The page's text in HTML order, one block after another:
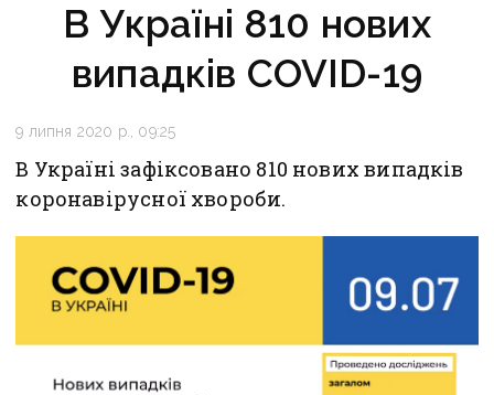
В Україні 810 нових
випадків COVID-19
9 липня 2020 р., 09:25
В Україні зафіксовано 810 нових випадків
коронавірусної хвороби.